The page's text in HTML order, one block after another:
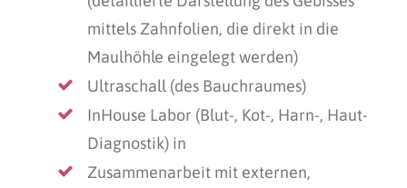
mittels Zahnfolien, die direkt in die
Maulhöhle eingelegt werden)
Ultraschall (des Bauchraumes)
InHouse Labor (Blut-, Kot-, Harn-, Haut-
Diagnostik) in
Zusammenarbeit mit externen,